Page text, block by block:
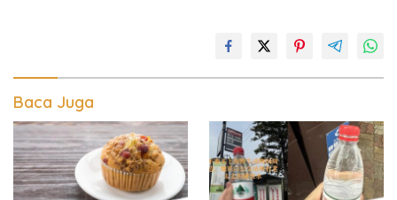
Baca Juga